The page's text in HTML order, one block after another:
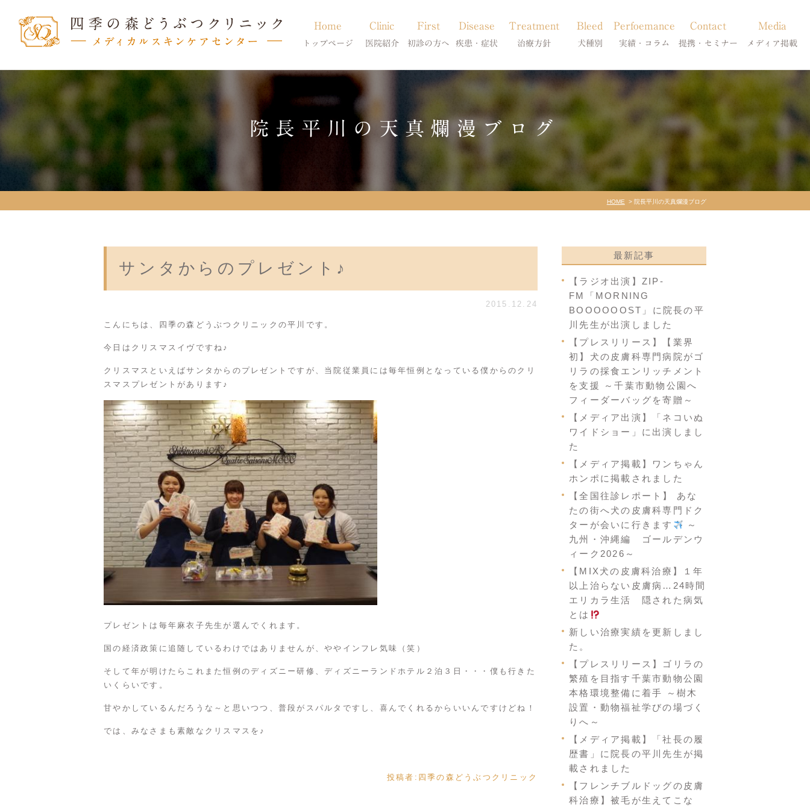
Home
トップページ
Clinic
医院紹介
当院のご紹介
獣医師紹介
First
初診の方へ
初診の方へ
Disease
疾患・症状
アトピー・アレルギー
膿皮症・脂漏症
脱毛症・アロペシアX
アポキルが効かない皮膚病
Treatment
治療方針
体質改善・食事療法
Bleed
犬種別
柴犬の皮膚病
シーズーの皮膚病
フレンチブルドッグの皮膚病
トイプードルの皮膚病
Perfoemance
実績・コラム
症状別
コラム「皮膚科のいろは」
Contact
提携・セミナー
診療提携・セミナー開催
Media
メディア掲載
院長平川の天真爛漫ブログ
HOME 院長平川の天真爛漫ブログ
サンタからのプレゼント♪
2015.12.24
こんにちは、四季の森どうぶつクリニックの平川です。
今日はクリスマスイヴですね♪
クリスマスといえばサンタからのプレゼントですが、当院従業員には毎年恒例となっている僕からのクリ
スマスプレゼントがあります♪
プレゼントは毎年麻衣子先生が選んでくれます。
国の経済政策に追随しているわけではありませんが、ややインフレ気味（笑）
そして年が明けたらこれまた恒例のディズニー研修、ディズニーランドホテル２泊３日・・・僕も行きた
いくらいです。
甘やかしているんだろうな～と思いつつ、普段がスパルタですし、喜んでくれるからいいんですけどね！
では、みなさまも素敵なクリスマスを♪
投稿者: 四季の森どうぶつクリニック
最新記事
【ラジオ出演】ZIP-
FM「MORNING
BOOOOOOST」に院長の平
川先生が出演しました
【プレスリリース】【業界
初】犬の皮膚科専門病院がゴ
リラの採食エンリッチメント
を支援 ～千葉市動物公園へ
フィーダーバッグを寄贈～
【メディア出演】「ネコいぬ
ワイドショー」に出演しまし
た
【メディア掲載】ワンちゃん
ホンポに掲載されました
【全国往診レポート】 あな
たの街へ犬の皮膚科専門ドク
ターが会いに行きます
～
九州・沖縄編 ゴールデンウ
ィーク2026～
【MIX犬の皮膚科治療】１年
以上治らない皮膚病…24時間
エリカラ生活 隠された病気
とは
新しい治療実績を更新しまし
た。
【プレスリリース】ゴリラの
繁殖を目指す千葉市動物公園
本格環境整備に着手 ～樹木
設置・動物福祉学びの場づく
りへ～
【メディア掲載】「社長の履
歴書」に院長の平川先生が掲
載されました
【フレンチブルドッグの皮膚
科治療】被毛が生えてこな